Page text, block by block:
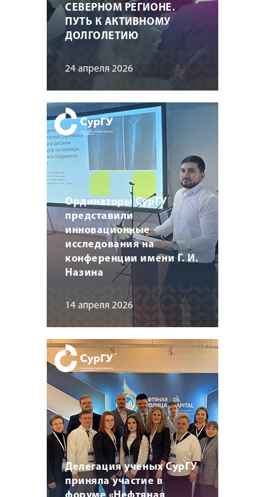
СЕВЕРНОМ РЕГИОНЕ.
ПУТЬ К АКТИВНОМУ
ДОЛГОЛЕТИЮ
24 апреля 2026
Ординаторы СурГУ
представили
инновационные
исследования на
конференции имени Г. И.
Назина
14 апреля 2026
Делегация ученых СурГУ
приняла участие в